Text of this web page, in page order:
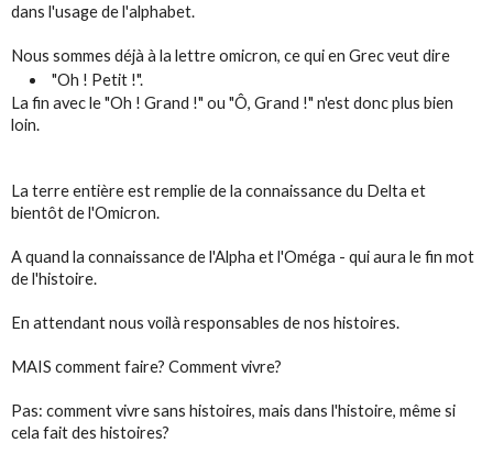
dans l'usage de l'alphabet.
Nous sommes déjà à la lettre omicron, ce qui en Grec veut dire
"Oh ! Petit !".
La fin avec le "Oh ! Grand !" ou "Ô, Grand !" n'est donc plus bien
loin.
La terre entière est remplie de la connaissance du Delta et
bientôt de l'Omicron.
A quand la connaissance de l'Alpha et l'Oméga - qui aura le fin mot
de l'histoire.
En attendant nous voilà responsables de nos histoires.
MAIS comment faire? Comment vivre?
Pas: comment vivre sans histoires, mais dans l'histoire, même si
cela fait des histoires?